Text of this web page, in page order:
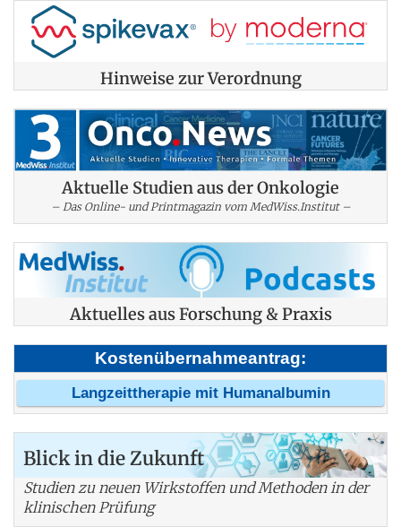
Hinweise zur Verordnung
Aktuelle Studien aus der Onkologie
– Das Online- und Printmagazin vom MedWiss.Institut –
Aktuelles aus Forschung & Praxis
Kostenübernahmeantrag:
Langzeittherapie mit Humanalbumin
Blick in die Zukunft
Studien zu neuen Wirkstoffen und Methoden in der
klinischen Prüfung